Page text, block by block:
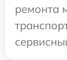
ремонта